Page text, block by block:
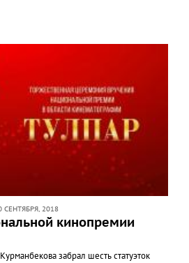
СЕНТЯБРЯ, 2018
кинопремии
забрал шесть статуэток